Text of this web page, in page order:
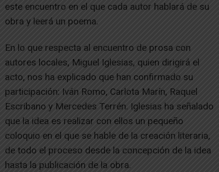
este encuentro en el que cada autor hablará de su
obra y leerá un poema.
En lo que respecta al encuentro de prosa con
autores locales, Miguel Iglesias, quien dirigirá el
acto, nos ha explicado que han confirmado su
participación: Iván Romo, Carlota Marín, Raquel
Escribano y Mercedes Terrén. Iglesias ha señalado
que la idea es realizar con ellos un pequeño
coloquio en el que se hable de la creación literaria,
de todo el proceso desde la concepción de la idea
hasta la publicación de la obra.